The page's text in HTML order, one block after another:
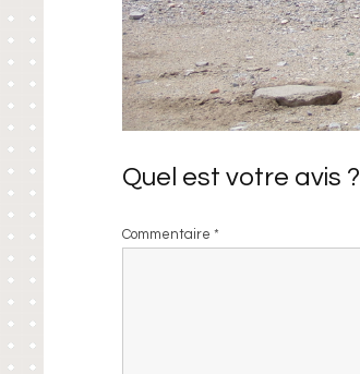
Quel est votre avis ?
Commentaire*